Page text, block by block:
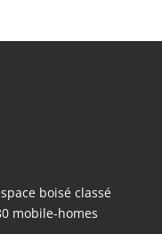
boisé classé
mobile-homes